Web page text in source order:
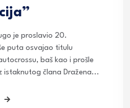
je proslavio 20.
puta osvajao titulu
baš kao i prošle
istaknutog člana Dražena...